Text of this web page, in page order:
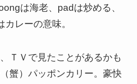
は海老、padは炒める、
レーの意味。
ＴＶで見たことがあるかも
蟹）パッポンカリー。豪快